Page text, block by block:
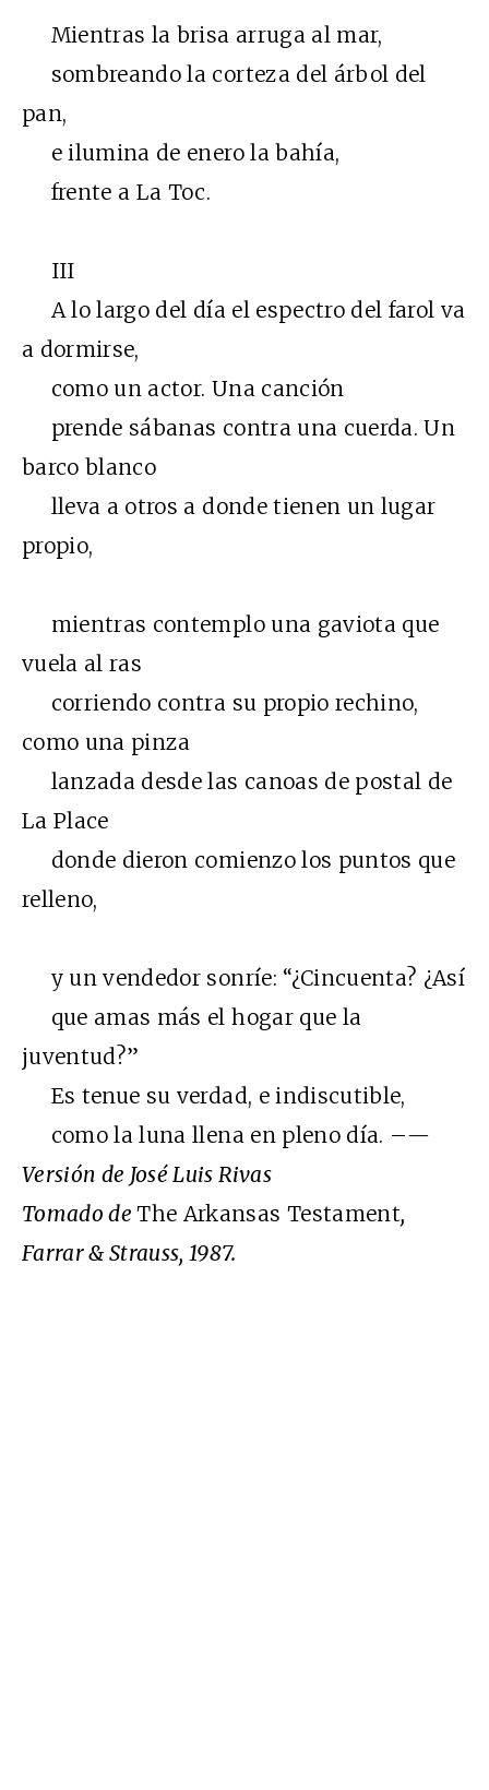
Mientras la brisa arruga al mar,
sombreando la corteza del árbol del
pan,
e ilumina de enero la bahía,
frente a La Toc.
III
A lo largo del día el espectro del farol va
a dormirse,
como un actor. Una canción
prende sábanas contra una cuerda. Un
barco blanco
lleva a otros a donde tienen un lugar
propio,
mientras contemplo una gaviota que
vuela al ras
corriendo contra su propio rechino,
como una pinza
lanzada desde las canoas de postal de
La Place
donde dieron comienzo los puntos que
relleno,
y un vendedor sonríe: “¿Cincuenta? ¿Así
que amas más el hogar que la
juventud?”
Es tenue su verdad, e indiscutible,
como la luna llena en pleno día. –—
Versión de José Luis Rivas
Tomado deThe Arkansas Testament,
Farrar & Strauss, 1987.